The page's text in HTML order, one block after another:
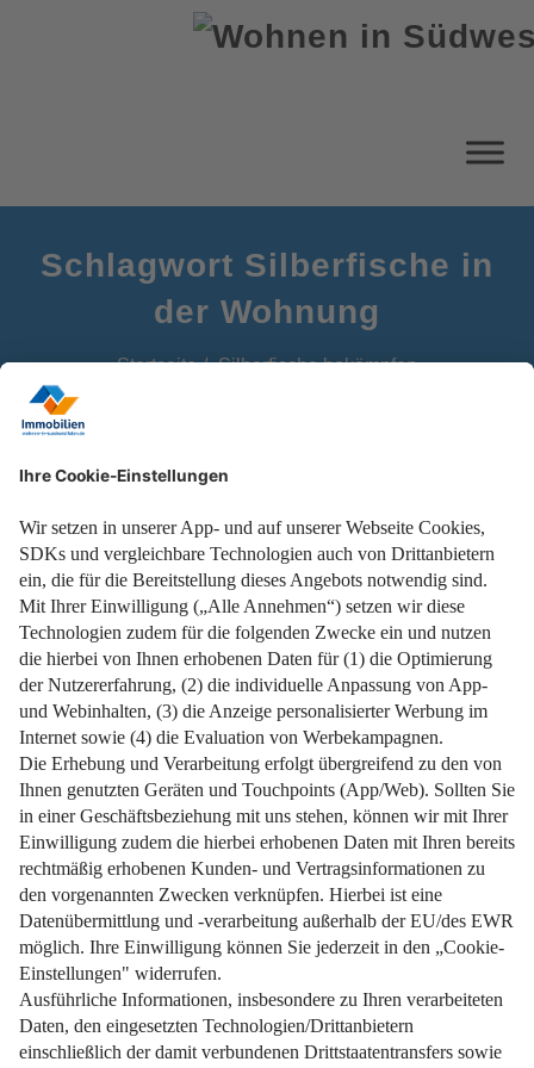
Schlagwort Silberfische in
der Wohnung
Startseite Silberfische bekämpfen
Jetzt erfahren, warum Silberfische auftreten und wie man sie
schnell und nachhaltig bekämpft.
Weiterlesen
Impressum Datenschutz Nutzungsbedingungen
Pflichtinformationen AGB Über uns Bildquellen
Barrierefreiheit Widerrufsformular